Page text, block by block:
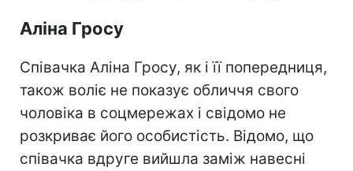
Аліна Гросу
Співачка Аліна Гросу, як і її попередниця,
також воліє не показує обличчя свого
чоловіка в соцмережах і свідомо не
розкриває його особистість. Відомо, що
співачка вдруге вийшла заміж навесні